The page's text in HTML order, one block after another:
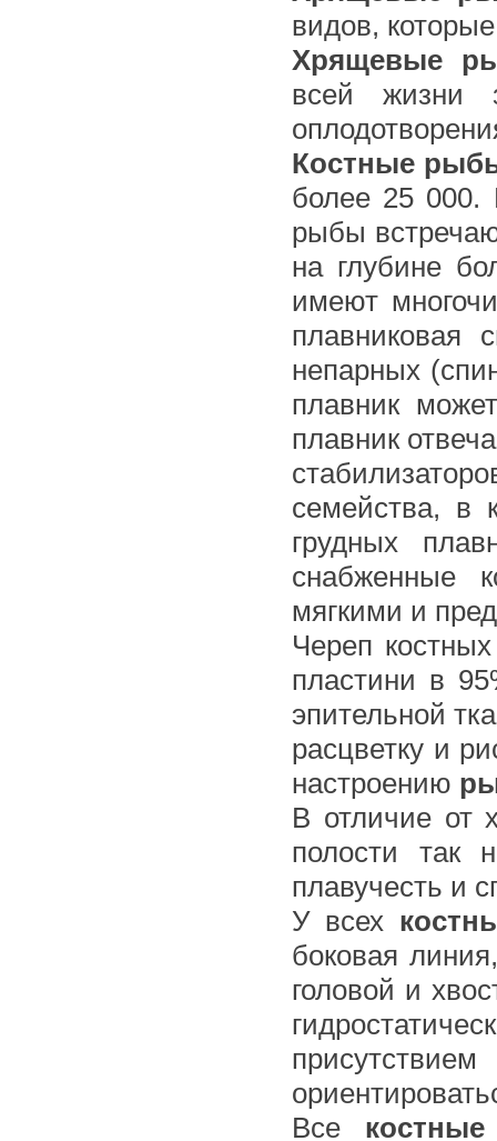
видов,
Хрящевые
всей жизни
Костные
более 25 000.
рыбы
на глубине
имеют
непарных
плавник
плавник
семейства, в
грудных
снабженные
мягкими и
Череп
пластини в
эпительной
расцветку и
настроению
В отличие от
полости так
плавучесть и
У всех
боковая
головой и
Все